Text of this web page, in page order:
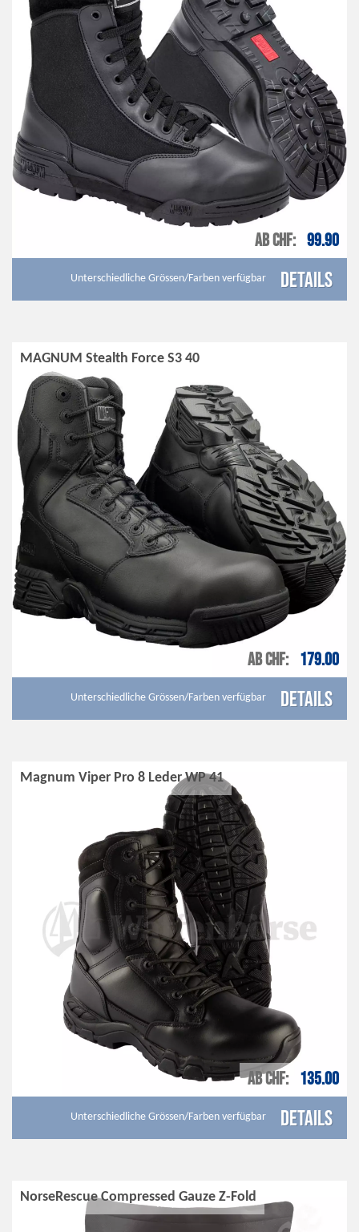
AB CHF 99.90
Unterschiedliche Grössen/Farben verfügbar Details
MAGNUM Stealth Force S3 40
AB CHF 179.00
Unterschiedliche Grössen/Farben verfügbar Details
Magnum Viper Pro 8 Leder WP 41
AB CHF 135.00
Unterschiedliche Grössen/Farben verfügbar Details
NorseRescue Compressed Gauze Z-Fold